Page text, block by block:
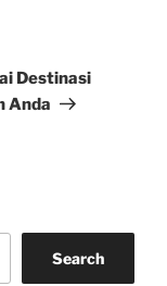
Destinasi
Anda
Search